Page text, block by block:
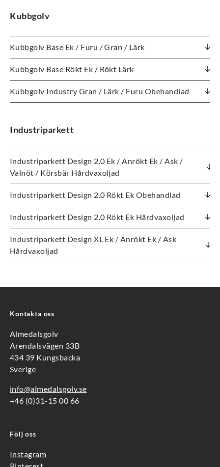
Kubbgolv
Kubbgolv Base Ek / Furu / Gran / Lärk
Kubbgolv Base Rökt Ek / Rökt Lärk
Kubbgolv Industry Gran / Lärk / Furu Obehandlad
Industriparkett
Industriparkett Design 2.0 Ek / Anrökt Ek / Ask /
Valnöt / Körsbär Hårdvaxoljad
Industriparkett Design 2.0 Rökt Ek Obehandlad
Industriparkett Design 2.0 Rökt Ek Hårdvaxoljad
Industriparkett Design XL Ek / Anrökt Ek / Ask
Hårdvaxoljad
Kontakta oss
Almedalsgolv
Arendalsvägen 33B
434 39 Kungsbacka
Sverige
info@almedalsgolv.se
+46 (0)31-15 00 66
Följ oss
Instagram